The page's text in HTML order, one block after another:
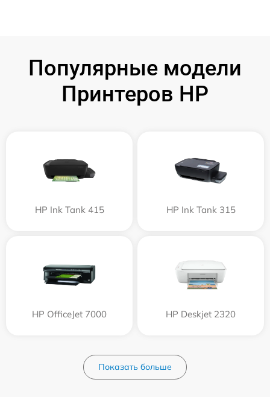
Популярные модели
Принтеров HP
HP Ink Tank 415 HP Ink Tank 315
HP OfficeJet 7000 HP Deskjet 2320
Показать больше